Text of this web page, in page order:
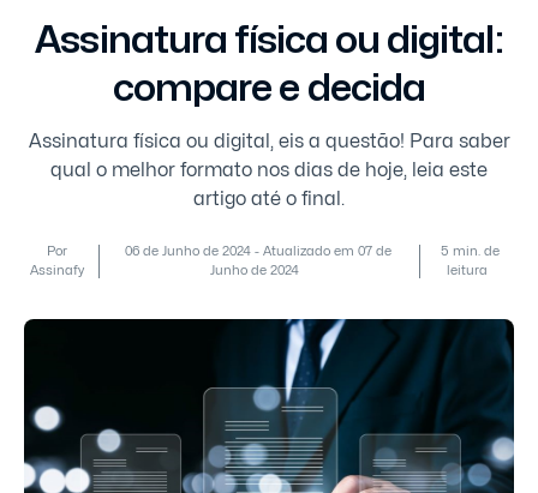
Assinatura física ou digital:
compare e decida
Assinatura física ou digital, eis a questão! Para saber
qual o melhor formato nos dias de hoje, leia este
artigo até o final.
Por
Assinafy
06 de Junho de 2024 - Atualizado em 07 de
Junho de 2024
5 min. de
leitura